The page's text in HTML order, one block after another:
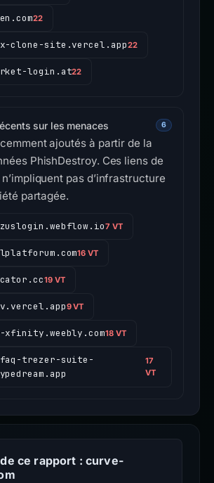
22
clone-site.vercel.app22
login.at22
sur les menaces 6
ajoutés à partir de la
PhishDestroy. Ces liens de
pas d’infrastructure
partagée.
7 VT
16 VT
19 VT
9 VT
xfinity.weebly.com18 VT
trezer-suite-
17
VT
ce rapport : curve-